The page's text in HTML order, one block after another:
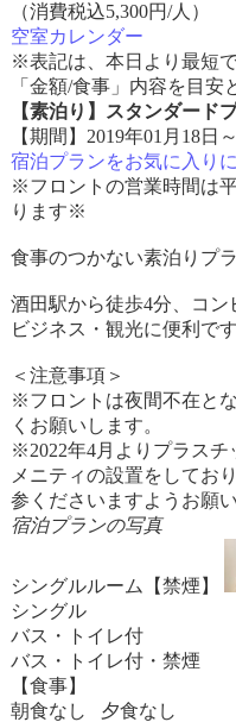
（消費税込5,300円/人）
空室カレンダー
※表記は、本日より最短
「金額/食事」内容を目安
【素泊り】スタンダード
【期間】2019年01月18日
宿泊プランをお気に入り
※フロントの営業時間は
ります※
食事のつかない素泊りプ
酒田駅から徒歩4分、コン
ビジネス・観光に便利で
＜注意事項＞
※フロントは夜間不在と
くお願いします。
※2022年4月よりプラス
メニティの設置をしてお
参くださいますようお願
宿泊プランの写真
シングルルーム【禁煙】
シングル
バス・トイレ付
バス・トイレ付・禁煙
【食事】
朝食なし 夕食なし